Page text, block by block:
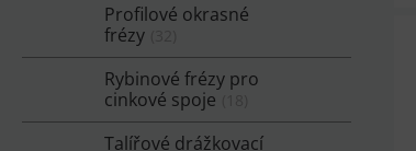
Profilové okrasné
frézy
Rybinové frézy pro
cinkové spoje
Talířové drážkovací